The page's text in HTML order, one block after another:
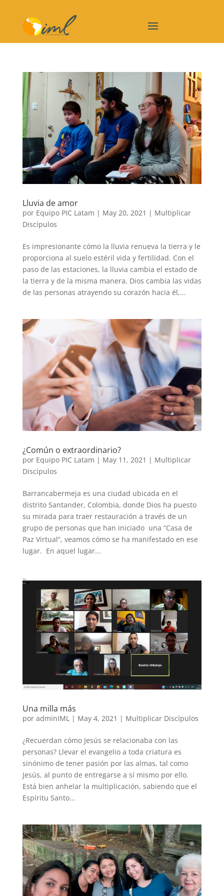
Lluvia de amor
por Equipo PIC Latam | May 20, 2021 | Multiplicar
Discípulos
Es impresionante cómo la lluvia renueva la tierra y le
proporciona al suelo estéril vida y fertilidad. Con el
paso de las estaciones, la lluvia cambia el estado de
la tierra y de la misma manera, Dios cambia las vidas
de las personas atrayendo su corazón hacia él,...
¿Común o extraordinario?
por Equipo PIC Latam | May 11, 2021 | Multiplicar
Discípulos
Barrancabermeja es una ciudad ubicada en el
distrito Santander, Colombia, donde Dios ha puesto
su mirada para traer restauración a través de un
grupo de personas que han iniciado una “Casa de
Paz Virtual”, veamos cómo se ha manifestado en ese
lugar. En aquel lugar...
Una milla más
por adminIML| May 4, 2021 | Multiplicar Discípulos
¿Recuerdan cómo Jesús se relacionaba con las
personas? Llevar el evangelio a toda criatura es
sinónimo de tener pasión por las almas, tal como
Jesús, al punto de entregarse a sí mismo por ello.
Está bien anhelar la multiplicación, sabiendo que el
Espíritu Santo...